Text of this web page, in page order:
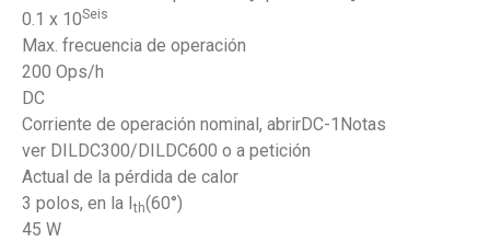
0.1 x 10Seis
Max. frecuencia de operación
200 Ops/h
DC
Corriente de operación nominal, abrirDC-1Notas
ver DILDC300/DILDC600 o a petición
Actual de la pérdida de calor
3 polos, en la Ith(60°)
45 W